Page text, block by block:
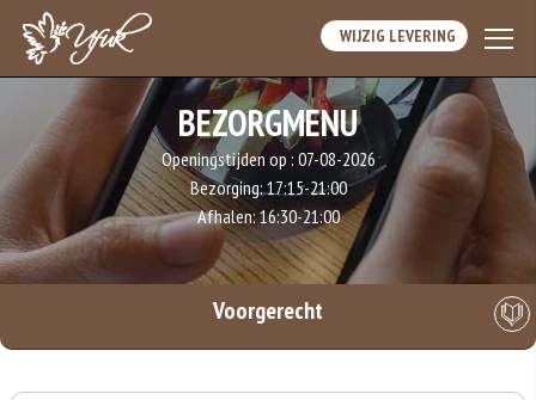
WIJZIG LEVERING
BEZORGMENU
Openingstijden op : 07-08-2026
Bezorging:17:15-21:00
Afhalen:16:30-21:00
Voorgerecht